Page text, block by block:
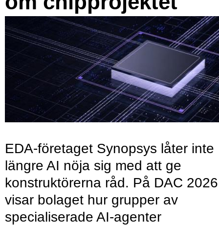
EDA-företaget Synopsys låter inte
längre AI nöja sig med att ge
konstruktörerna råd. På DAC 2026
visar bolaget hur grupper av
specialiserade AI-agenter